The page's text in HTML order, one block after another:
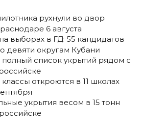
рухнули во двор
6 августа
выборах в ГД: 55 кандидатов
девяти округам Кубани
полный список укрытий рядом с
откроются в 11 школах
укрытия весом в 15 тонн